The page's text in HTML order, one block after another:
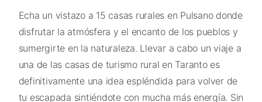
Echa un vistazo a 15 casas rurales en Pulsano donde
disfrutar la atmósfera y el encanto de los pueblos y
sumergirte en la naturaleza. Llevar a cabo un viaje a
una de las casas de turismo rural en Taranto es
definitivamente una idea espléndida para volver de
tu escapada sintiéndote con mucha más energía. Sin